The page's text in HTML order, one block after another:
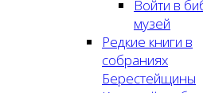
Войти в
музей
Редкие книги в
собраниях
Берестейщины